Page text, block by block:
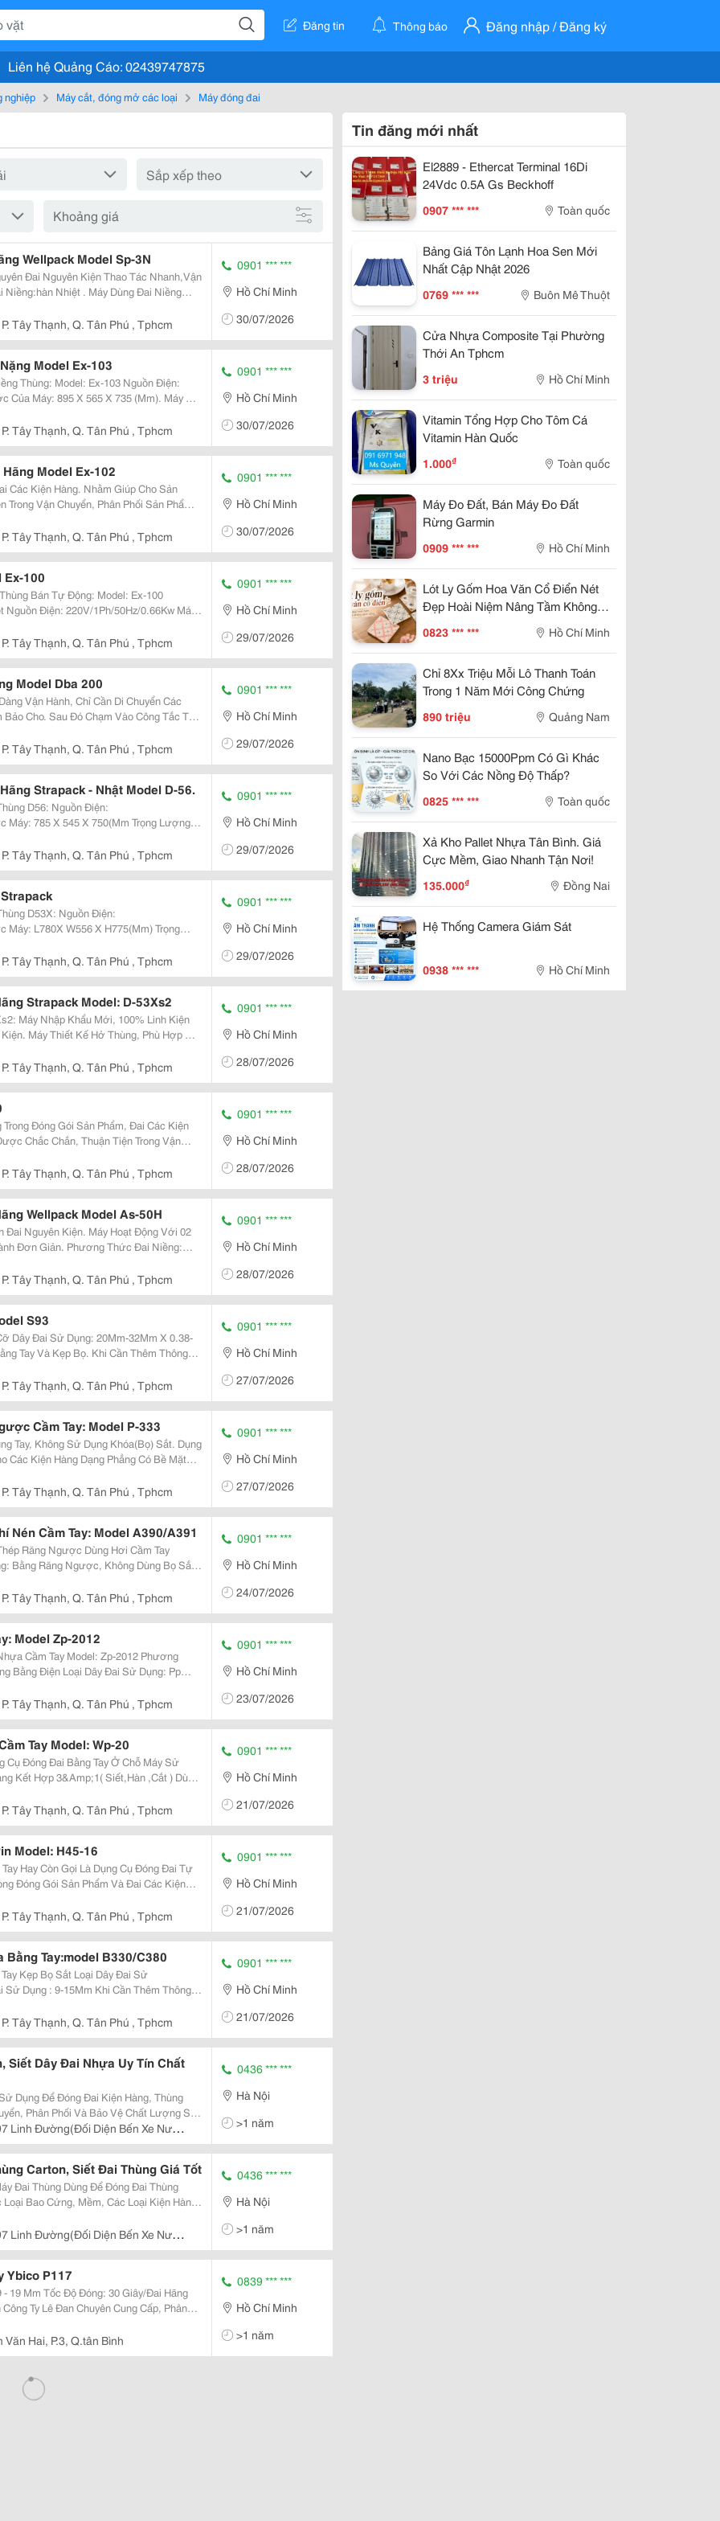
Đăng tin Thông báo Đăng nhập / Đăng ký
Liên hệ Quảng Cáo: 02439747875
nghiệp Máy cắt, đóng mở các loại Máy đóng đai
Khoảng giá
Wellpack Model Sp-3N
Kiện Thao Tác Nhanh,Vận
Tây Thạnh, Q. Tân Phú , Tphcm
0901 *** ***
Hồ Chí Minh
30/07/2026
Model Ex-103
Model: Ex-103 Nguồn Điện:
Tây Thạnh, Q. Tân Phú , Tphcm
0901 *** ***
Hồ Chí Minh
30/07/2026
Model Ex-102
Các Kiện Hàng. Nhằm Giúp Cho Sản
Vận Chuyển, Phân Phối Sản Phẩm.
Tây Thạnh, Q. Tân Phú , Tphcm
0901 *** ***
Hồ Chí Minh
30/07/2026
Ex-100
Bán Tự Động: Model: Ex-100
X...
Tây Thạnh, Q. Tân Phú , Tphcm
0901 *** ***
Hồ Chí Minh
29/07/2026
Model Dba 200
Vận Hành, Chỉ Cần Di Chuyển Các
Cho. Sau Đó Chạm Vào Công Tắc Tự
Đai...
Tây Thạnh, Q. Tân Phú , Tphcm
0901 *** ***
Hồ Chí Minh
29/07/2026
Strapack - Nhật Model D-56.
Nguồn Điện:
Hạn Phương Thức Đai...
Tây Thạnh, Q. Tân Phú , Tphcm
0901 *** ***
Hồ Chí Minh
29/07/2026
Nguồn Điện:
Nhất: Không Giới Hạn Phương Thức Đai...
Tây Thạnh, Q. Tân Phú , Tphcm
0901 *** ***
Hồ Chí Minh
29/07/2026
Strapack Model: D-53Xs2
Kiện
Hợp Sử
Tây Thạnh, Q. Tân Phú , Tphcm
0901 *** ***
Hồ Chí Minh
28/07/2026
Đóng Gói Sản Phẩm, Đai Các Kiện
Chắc Chắn, Thuận Tiện Trong Vận
Phương Thức Đai Niềng: Hàn Nhiệt ...Tây Thạnh, Q. Tân Phú , Tphcm
0901 *** ***
Hồ Chí Minh
28/07/2026
Wellpack Model As-50H
Máy Hoạt Động Với 02
Chỉnh Được...
Tây Thạnh, Q. Tân Phú , Tphcm
0901 *** ***
Hồ Chí Minh
28/07/2026
S93
Tây Thạnh, Q. Tân Phú , Tphcm
0901 *** ***
Hồ Chí Minh
27/07/2026
Cầm Tay: Model P-333
Tay, Không Sử Dụng Khóa(Bọ) Sắt. Dụng
Các Kiện Hàng Dạng Phẳng Có Bề Mặt
Tây Thạnh, Q. Tân Phú , Tphcm
0901 *** ***
Hồ Chí Minh
27/07/2026
Nén Cầm Tay: Model A390/A391
Răng Ngược Dùng Hơi Cầm Tay
Máy: 6000N Trọng Lượng Máy: 5.1Kg ...
Tây Thạnh, Q. Tân Phú , Tphcm
0901 *** ***
Hồ Chí Minh
24/07/2026
Model Zp-2012
Tay Model: Zp-2012 Phương
Đai Sử Dụng: Pp
Tây Thạnh, Q. Tân Phú , Tphcm
0901 *** ***
Hồ Chí Minh
23/07/2026
Tay Model: Wp-20
Đóng Đai Bằng Tay Ở Chỗ Máy Sử
Kết Hợp 3&Amp;1( Siết,Hàn ,Cắt ) Dùng
Thức...
Tây Thạnh, Q. Tân Phú , Tphcm
0901 *** ***
Hồ Chí Minh
21/07/2026
Model: H45-16
Hay Còn Gọi Là Dụng Cụ Đóng Đai Tự
Đóng Gói Sản Phẩm Và Đai Các Kiện
Kỹ Thuật Máy...
Tây Thạnh, Q. Tân Phú , Tphcm
0901 *** ***
Hồ Chí Minh
21/07/2026
Tay:model B330/C380
Loại Dây Đai Sử
Tây Thạnh, Q. Tân Phú , Tphcm
0901 *** ***
Hồ Chí Minh
21/07/2026
Siết Dây Đai Nhựa Uy Tín Chất
Dụng Để Đóng Đai Kiện Hàng, Thùng
Phân Phối Và Bảo Vệ Chất Lượng Sản
Rộng Rãi Trong Các Ngành Sản Xuất
Phẩm, T
Linh Đường(Đối Diện Bến Xe Nước
0436 *** ***
Hà Nội
>1 năm
Carton, Siết Đai Thùng Giá Tốt
Đai Thùng Dùng Để Đóng Đai Thùng
Bao Cứng, Mềm, Các Loại Kiện Hàng
Máy Đó
Linh Đường(Đối Diện Bến Xe Nước
0436 *** ***
Hà Nội
>1 năm
Ybico P117
Văn Hai, P.3, Q.tân Bình
0839 *** ***
Hồ Chí Minh
>1 năm
Tin đăng mới nhất
El2889 - Ethercat Terminal 16Di
24Vdc 0.5A Gs Beckhoff
0907 *** *** Toàn quốc
Bảng Giá Tôn Lạnh Hoa Sen Mới
Nhất Cập Nhật 2026
0769 *** *** Buôn Mê Thuột
Cửa Nhựa Composite Tại Phường
Thới An Tphcm
3 triệu Hồ Chí Minh
Vitamin Tổng Hợp Cho Tôm Cá
Vitamin Hàn Quốc
1.000₫ Toàn quốc
Máy Đo Đất, Bán Máy Đo Đất
Rừng Garmin
0909 *** *** Hồ Chí Minh
Lót Ly Gốm Hoa Văn Cổ Điển Nét
Đẹp Hoài Niệm Nâng Tầm Không
0823 *** *** Hồ Chí Minh
Chỉ 8Xx Triệu Mỗi Lô Thanh Toán
Trong 1 Năm Mới Công Chứng
890 triệu Quảng Nam
Nano Bạc 15000Ppm Có Gì Khác
So Với Các Nồng Độ Thấp?
0825 *** *** Toàn quốc
Xả Kho Pallet Nhựa Tân Bình. Giá
Cực Mềm, Giao Nhanh Tận Nơi!
135.000₫ Đồng Nai
Hệ Thống Camera Giám Sát
0938 *** *** Hồ Chí Minh